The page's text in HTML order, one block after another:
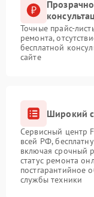
Точные прайс-
ремонта,
бесплатной
сайте
Широкий
Сервисный центр
всей РФ,
включая срочный
статус ремонта
постгарантийное
службы техники